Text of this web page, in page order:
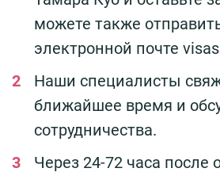
можете также
электронной почте
Наши специалисты
ближайшее время и
сотрудничества.
Через 24-72 часа после